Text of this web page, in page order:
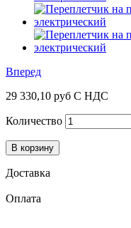
Вперед
29 330,10 руб С НДС
Количество
В корзину
Доставка
Оплата